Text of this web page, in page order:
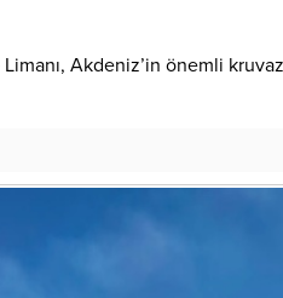
Akdeniz’in önemli